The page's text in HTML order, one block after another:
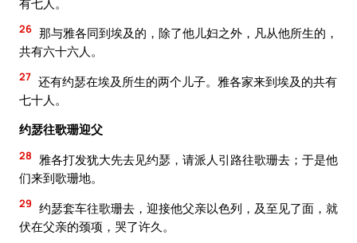
26 那与雅各同到埃及的，除了他儿妇之外，凡从他所生的，
共有六十六人。
27 还有约瑟在埃及所生的两个儿子。雅各家来到埃及的共有
七十人。
约瑟往歌珊迎父
28
雅各打发犹大先去见约瑟，请派人引路往歌珊去；于是他
们来到歌珊地。
29 约瑟套车往歌珊去，迎接他父亲以色列，及至见了面，就
伏在父亲的颈项，哭了许久。